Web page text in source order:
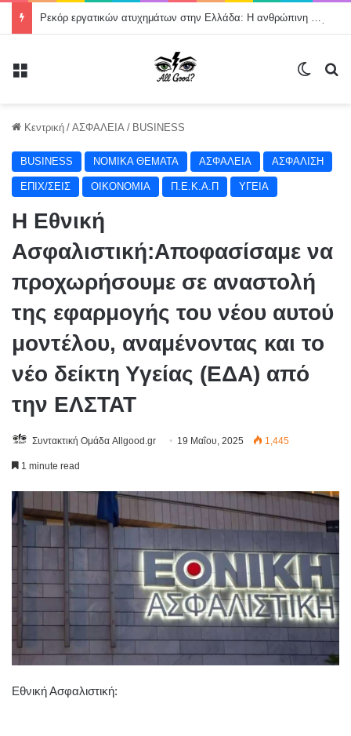
Ρεκόρ εργατικών ατυχημάτων στην Ελλάδα: Η ανθρώπινη ζωή δεν μπορεί να θεωρείται κόστος παραγωγής
Κεντρική / ΑΣΦΑΛΕΙΑ / BUSINESS
BUSINESS NOMIKA ΘΕΜΑΤΑ ΑΣΦΑΛΕΙΑ ΑΣΦΑΛΙΣΗ
ΕΠΙΧ/ΣΕΙΣ ΟΙΚΟΝΟΜΙΑ Π.Ε.Κ.Α.Π ΥΓΕΙΑ
Η Εθνική
Ασφαλιστική:Αποφασίσαμε να
προχωρήσουμε σε αναστολή
της εφαρμογής του νέου αυτού
μοντέλου, αναμένοντας και το
νέο δείκτη Υγείας (ΕΔΑ) από
την ΕΛΣΤΑΤ
Συντακτική Ομάδα Allgood.gr 19 Μαΐου, 2025 1,445
1 minute read
Εθνική Ασφαλιστική: